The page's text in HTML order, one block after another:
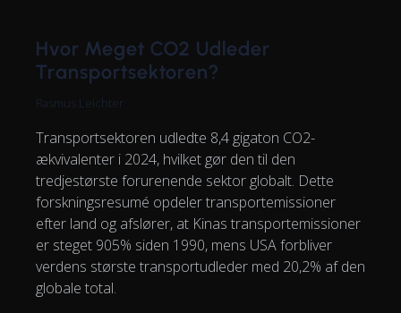
Hvor Meget CO2 Udleder
Transportsektoren?
Rasmus Leichter
Transportsektoren udledte 8,4 gigaton CO2-
ækvivalenter i 2024, hvilket gør den til den
tredjestørste forurenende sektor globalt. Dette
forskningsresumé opdeler transportemissioner
efter land og afslører, at Kinas transportemissioner
er steget 905% siden 1990, mens USA forbliver
verdens største transportudleder med 20,2% af den
globale total.